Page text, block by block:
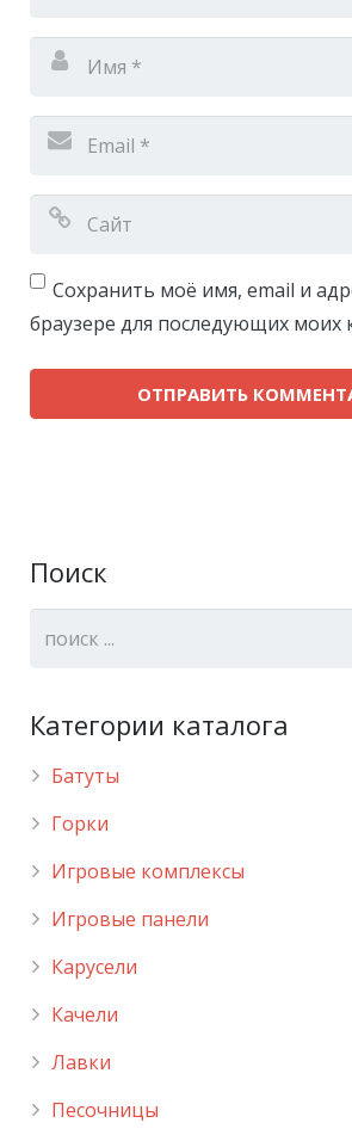
Сохранить моё имя, email и
браузере для последующих моих
Поиск
Категории каталога
Батуты
Горки
Игровые комплексы
Игровые панели
Карусели
Качели
Лавки
Песочницы